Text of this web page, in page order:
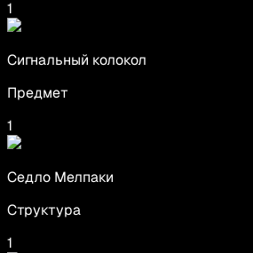
1
Сигнальный колокол
Предмет
1
Седло Мелпаки
Структура
1